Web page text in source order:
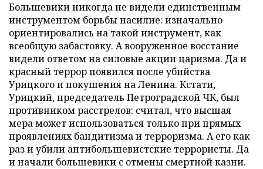
Большевики никогда не видели единственным
инструментом борьбы насилие: изначально
ориентировались на такой инструмент, как
всеобщую забастовку. А вооруженное восстание
видели ответом на силовые акции царизма. Да и
красный террор появился после убийства
Урицкого и покушения на Ленина. Кстати,
Урицкий, председатель Петроградской ЧК, был
противником расстрелов: считал, что высшая
мера может использоваться только при прямых
проявлениях бандитизма и терроризма. А его как
раз и убили антибольшевистские террористы. Да
и начали большевики с отмены смертной казни.